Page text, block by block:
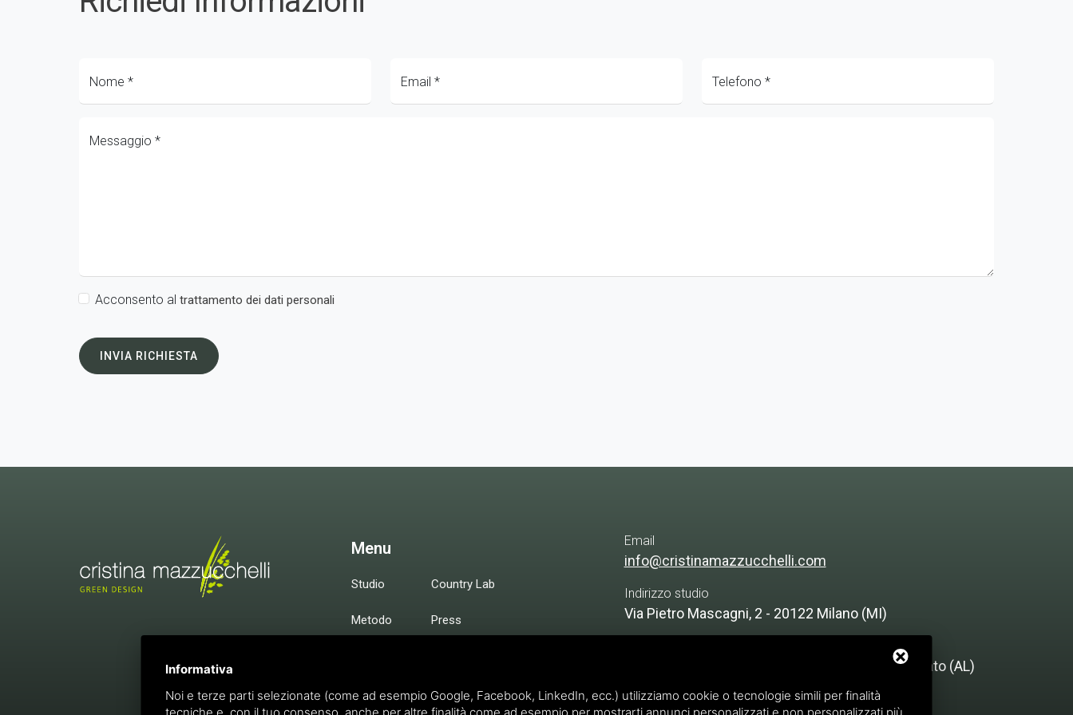
Informativa
Noi e terze parti selezionate (come ad esempio Google, Facebook, LinkedIn, ecc.) utilizziamo cookie o tecnologie simili per finalità
Nome * Email * Telefono *
Messaggio *
Acconsento al trattamento dei dati personali
INVIA RICHIESTA
Menu
Studio
Metodo
Dettagli
Country Lab
Press
Sitemap
Email
info@cristinamazzucchelli.com
Indirizzo studio
Via Pietro Mascagni, 2 - 20122 Milano (MI)
Cascina Costera, 25 15030 - Rosignano Monferrato (AL)